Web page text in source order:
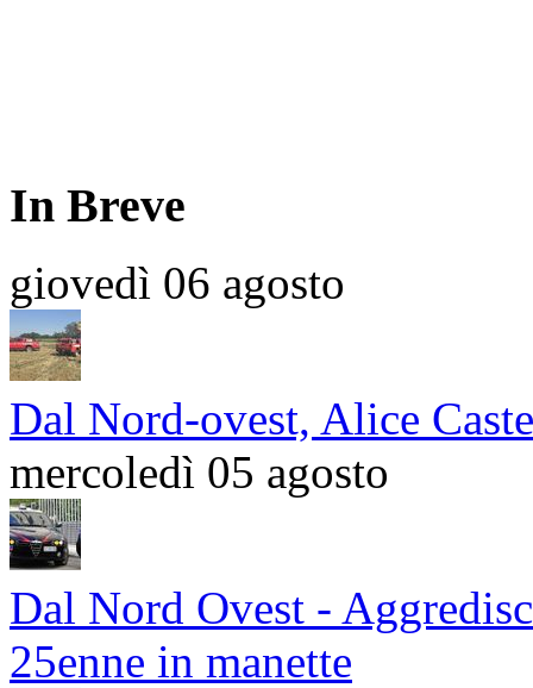
In Breve
giovedì 06 agosto
Dal Nord-ovest, Alice
mercoledì 05 agosto
Dal Nord Ovest -
25enne in manette